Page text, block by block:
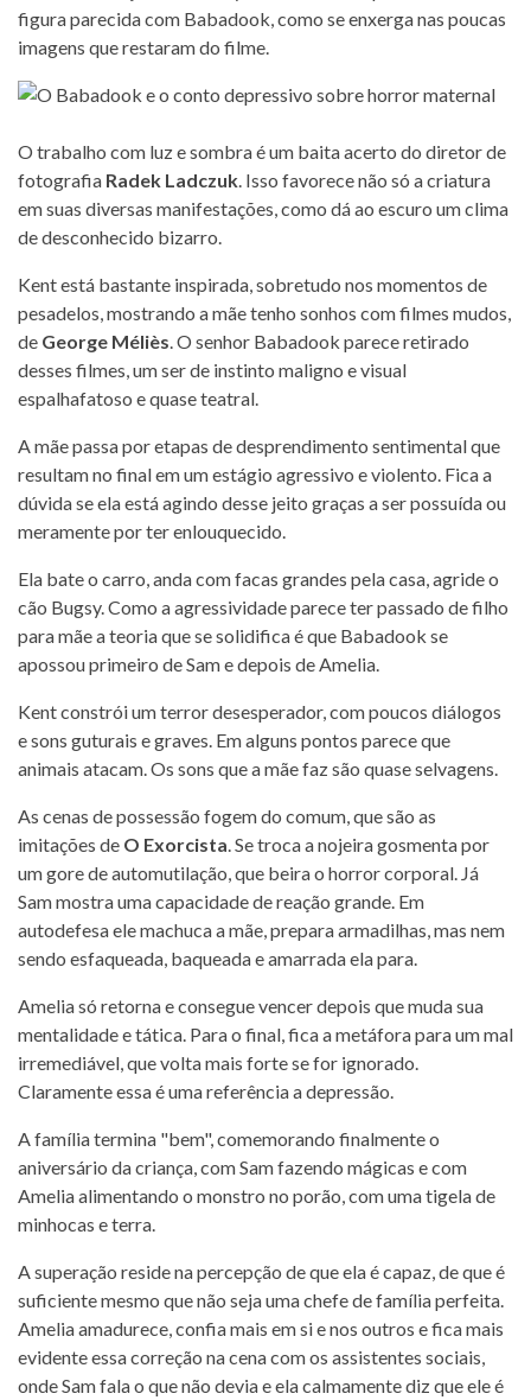
figura parecida com Babadook, como se enxerga nas poucas
imagens que restaram do filme.
O trabalho com luz e sombra é um baita acerto do diretor de
fotografia Radek Ladczuk. Isso favorece não só a criatura
em suas diversas manifestações, como dá ao escuro um clima
de desconhecido bizarro.
Kent está bastante inspirada, sobretudo nos momentos de
pesadelos, mostrando a mãe tenho sonhos com filmes mudos,
de George Méliès. O senhor Babadook parece retirado
desses filmes, um ser de instinto maligno e visual
espalhafatoso e quase teatral.
A mãe passa por etapas de desprendimento sentimental que
resultam no final em um estágio agressivo e violento. Fica a
dúvida se ela está agindo desse jeito graças a ser possuída ou
meramente por ter enlouquecido.
Ela bate o carro, anda com facas grandes pela casa, agride o
cão Bugsy. Como a agressividade parece ter passado de filho
para mãe a teoria que se solidifica é que Babadook se
apossou primeiro de Sam e depois de Amelia.
Kent constrói um terror desesperador, com poucos diálogos
e sons guturais e graves. Em alguns pontos parece que
animais atacam. Os sons que a mãe faz são quase selvagens.
As cenas de possessão fogem do comum, que são as
imitações de O Exorcista. Se troca a nojeira gosmenta por
um gore de automutilação, que beira o horror corporal. Já
Sam mostra uma capacidade de reação grande. Em
autodefesa ele machuca a mãe, prepara armadilhas, mas nem
sendo esfaqueada, baqueada e amarrada ela para.
Amelia só retorna e consegue vencer depois que muda sua
mentalidade e tática. Para o final, fica a metáfora para um mal
irremediável, que volta mais forte se for ignorado.
Claramente essa é uma referência a depressão.
A família termina "bem", comemorando finalmente o
aniversário da criança, com Sam fazendo mágicas e com
Amelia alimentando o monstro no porão, com uma tigela de
minhocas e terra.
A superação reside na percepção de que ela é capaz, de que é
suficiente mesmo que não seja uma chefe de família perfeita.
Amelia amadurece, confia mais em si e nos outros e fica mais
evidente essa correção na cena com os assistentes sociais,
onde Sam fala o que não devia e ela calmamente diz que ele é